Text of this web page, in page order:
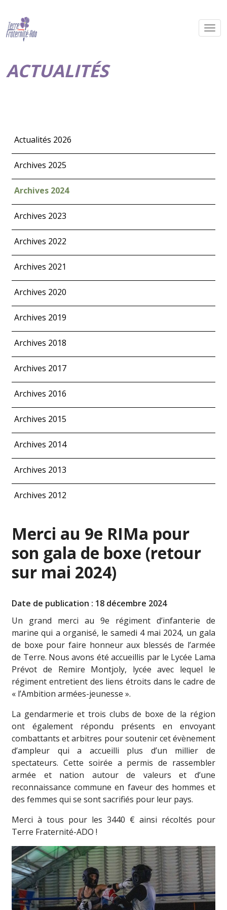
ACTUALITÉS
Actualités 2026
Archives 2025
Archives 2024
Archives 2023
Archives 2022
Archives 2021
Archives 2020
Archives 2019
Archives 2018
Archives 2017
Archives 2016
Archives 2015
Archives 2014
Archives 2013
Archives 2012
Merci au 9e RIMa pour
son gala de boxe (retour
sur mai 2024)
Date de publication : 18 décembre 2024
Un grand merci au 9e régiment d’infanterie de
marine qui a organisé, le samedi 4 mai 2024, un gala
de boxe pour faire honneur aux blessés de l’armée
de Terre. Nous avons été accueillis par le Lycée Lama
Prévot de Remire Montjoly, lycée avec lequel le
régiment entretient des liens étroits dans le cadre de
« l’Ambition armées-jeunesse ».
La gendarmerie et trois clubs de boxe de la région
ont également répondu présents en envoyant
combattants et arbitres pour soutenir cet évènement
d’ampleur qui a accueilli plus d’un millier de
spectateurs. Cette soirée a permis de rassembler
armée et nation autour de valeurs et d’une
reconnaissance commune en faveur des hommes et
des femmes qui se sont sacrifiés pour leur pays.
Merci à tous pour les 3440 € ainsi récoltés pour
Terre Fraternité-ADO !